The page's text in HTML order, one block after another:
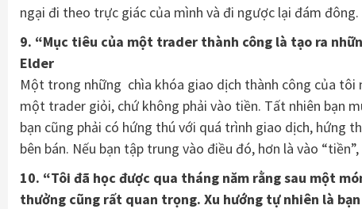
ngại đi theo trực giác của mình và đi ngược lại đám đông.
9. “Mục tiêu của một trader thành công là tạo ra
Elder
Một trong những chìa khóa giao dịch thành công của
một trader giỏi, chứ không phải vào tiền. Tất nhiên bạn
bạn cũng phải có hứng thú với quá trình giao dịch, hứng
bên bán. Nếu bạn tập trung vào điều đó, hơn là vào
10. “Tôi đã học được qua tháng năm rằng sau một
thưởng cũng rất quan trọng. Xu hướng tự nhiên là